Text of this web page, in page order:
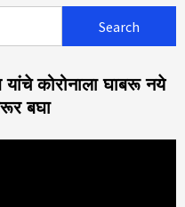
कोरोनाला घाबरू नये
बघा